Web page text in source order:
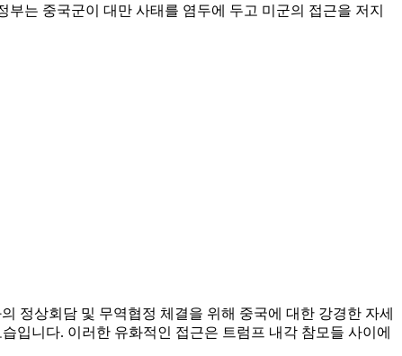
는 중국군이 대만 사태를 염두에 두고 미군의 접근을 저지
정상회담 및 무역협정 체결을 위해 중국에 대한 강경한 자세
입니다. 이러한 유화적인 접근은 트럼프 내각 참모들 사이에